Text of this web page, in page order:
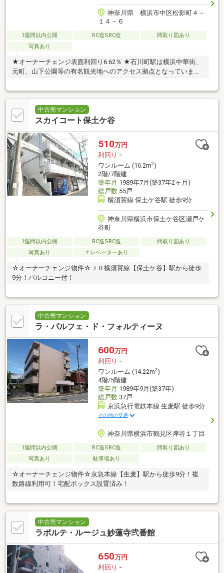
神奈川県 横浜市中区松影町４－
１４－６
1週間以内公開 RC造SRC造
間取り図あり
写真あり
★オーナーチェンジ表面利回り6.62％ ★石川町駅は横浜中華街、
元町、山下公園等の有名観光地へのアクセス拠点となっていま
約36分
中古売マンション
スカイコート保土ケ谷
510万円
利回り -
ワンルーム (16.2m2)
2階/7階建
築年月 1989年7月(築37年2ヶ月)
総戸数55戸
横須賀線 保土ケ谷駅 徒歩9分
神奈川県横浜市保土ケ谷区瀬戸ケ
谷町
1週間以内公開 RC造SRC造
間取り図あり
写真あり
エレベーターあり
☆オーナーチェンジ物件☆ＪＲ横須賀線【保土ケ谷】駅から徒歩
9分！バルコニー付！
中古売マンション
ラ・パルフェ・ド・フォルティーヌ
600万円
利回り -
ワンルーム (14.22m2)
4階/5階建
築年月 1989年9月(築37年)
総戸数37戸
京浜急行電鉄本線 生麦駅 徒歩9分
その他の交通
神奈川県横浜市鶴見区岸谷１丁目
1週間以内公開 RC造SRC造
間取り図あり
写真あり
駐車場あり
☆オーナーチェンジ物件☆京急本線【生麦】駅から徒歩9分！複
数路線利用可！宅配ボックス設置済み！
中古売マンション
ラポルテ・ルージュ妙蓮寺弐番館
650万円
利回り -